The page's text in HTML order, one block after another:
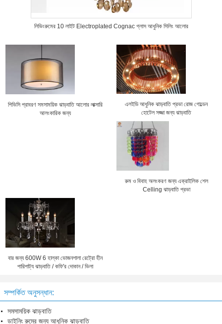
লিভিংরুমের 10 লাইট Electroplated Cognac গ্লাস আধুনিক সিলিং আলোর
পিভিসি প্রাবরণ সমসাময়িক ঝাড়বাতি আলোর লাক্সারি
আলংকারিক জন্য
এলইডি আধুনিক ঝাড়বাতি প্রভা রোজ গোল্ডেন
হোটেল সজ্জা জন্য ঝাড়বাতি
রুম ও বিবাহ অলংকরণ জন্য এক্রাইলিক শেল
Celling ঝাড়বাতি প্রভা
বার জন্য 600W 6 হাল্কা ভোজনশালা রেট্রো হীন
পারিপাট্য ঝাড়বাতি / কফি'র দোকান / ভিলা
সম্পর্কিত অনুসন্ধান:
সমসাময়িক ঝাড়বাতি
ডাইনিং রুমের জন্য আধুনিক ঝাড়বাতি